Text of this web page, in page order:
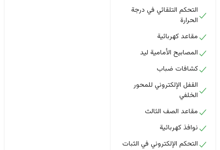
التحكم التلقائي في درجة
الحرارة
مقاعد كهربائية
المصابيح الأمامية ليد
كشافات ضباب
القفل الإلكتروني للمحور
الخلفي
مقاعد الصف الثالث
نوافذ كهربائية
التحكم الإلكتروني في الثبات